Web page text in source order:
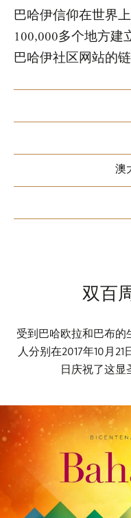
巴哈伊信仰在世界
100,000多个地方建
巴哈伊社区网站的链
澳
双百
受到巴哈欧拉和巴布
人分别在2017年10月
日庆祝了这显